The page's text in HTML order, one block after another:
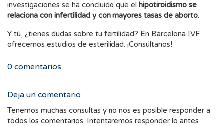
investigaciones se ha concluido que el hipotiroidismo se
relaciona con infertilidad y con mayores tasas de aborto.
Y tú, ¿tienes dudas sobre tu fertilidad? En Barcelona IVF
ofrecemos estudios de esterilidad. ¡Consúltanos!
0 comentarios
Deja un comentario
Tenemos muchas consultas y no nos es posible responder a
todos los comentarios. Intentaremos responder lo antes